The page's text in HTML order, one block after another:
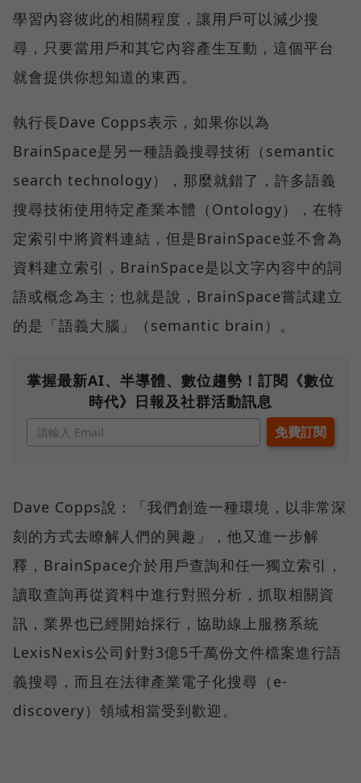
學習內容彼此的相關程度，讓用戶可以減少搜
尋，只要當用戶和其它內容產生互動，這個平台
就會提供你想知道的東西。
執行長Dave Copps表示，如果你以為
BrainSpace是另一種語義搜尋技術（semantic
search technology），那麼就錯了，許多語義
搜尋技術使用特定產業本體（Ontology），在特
定索引中將資料連結，但是BrainSpace並不會為
資料建立索引，BrainSpace是以文字內容中的詞
語或概念為主；也就是說，BrainSpace嘗試建立
的是「語義大腦」（semantic brain）。
掌握最新AI、半導體、數位趨勢！訂閱《數位
時代》日報及社群活動訊息
Dave Copps說：「我們創造一種環境，以非常深
刻的方式去瞭解人們的興趣」，他又進一步解
釋，BrainSpace介於用戶查詢和任一獨立索引，
讀取查詢再從資料中進行對照分析，抓取相關資
訊，業界也已經開始採行，協助線上服務系統
LexisNexis公司針對3億5千萬份文件檔案進行語
義搜尋，而且在法律產業電子化搜尋（e-
discovery）領域相當受到歡迎。